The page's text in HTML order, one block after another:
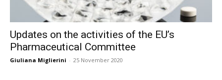
Updates on the activities of the EU’s
Pharmaceutical Committee
Giuliana Miglierini - 25 November 2020